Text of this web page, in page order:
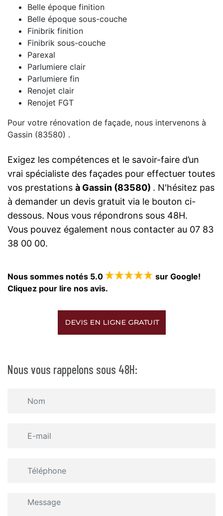
Belle époque finition
Belle époque sous-couche
Finibrik finition
Finibrik sous-couche
Parexal
Parlumiere clair
Parlumiere fin
Renojet clair
Renojet FGT
Pour votre rénovation de façade, nous intervenons à
Gassin (83580) .
Exigez les compétences et le savoir-faire d’un
vrai spécialiste des façades pour effectuer toutes
vos prestations à Gassin (83580) . N'hésitez pas
à demander un devis gratuit via le bouton ci-
dessous. Nous vous répondrons sous 48H.
Vous pouvez également nous contacter au 07 83
38 00 00.
Nous sommes notés 5.0
sur Google!
Cliquez pour lire nos avis.
DEVIS EN LIGNE GRATUIT
Nous vous rappelons sous 48H: